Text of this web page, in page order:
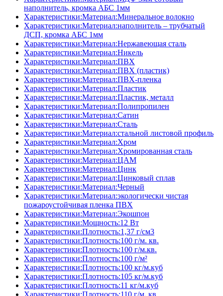
наполнитель, кромка AБC 1мм
Характеристики:Материал:Минеральное волокно
Характеристики:Материал:наполнитель – трубчатый
ДСП, кромка AБC 1мм
Характеристики:Материал:Нержавеющая сталь
Характеристики:Материал:Никель
Характеристики:Материал:ПВХ
Характеристики:Материал:ПВХ (пластик)
Характеристики:Материал:ПВХ-пленка
Характеристики:Материал:Пластик
Характеристики:Материал:Пластик, металл
Характеристики:Материал:Полипропилен
Характеристики:Материал:Сатин
Характеристики:Материал:Сталь
Характеристики:Материал:стальной листовой профиль
Характеристики:Материал:Хром
Характеристики:Материал:Хромированная сталь
Характеристики:Материал:ЦАМ
Характеристики:Материал:Цинк
Характеристики:Материал:Цинковый сплав
Характеристики:Материал:Черный
Характеристики:Материал:экологически чистая
пожароустойчивая пленка ПВХ
Характеристики:Материал:Экошпон
Характеристики:Мощность:12 Вт
Характеристики:Плотность:1,37 г/см3
Характеристики:Плотность:100 г/м. кв.
Характеристики:Плотность:100 г/м.кв.
Характеристики:Плотность:100 г/м²
Характеристики:Плотность:100 кг/м.куб
Характеристики:Плотность:105 кг/м.куб
Характеристики:Плотность:11 кг/м.куб
Характеристики:Плотность:110 г/м. кв